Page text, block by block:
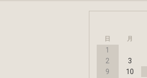
日 月
1
2
3
9
10